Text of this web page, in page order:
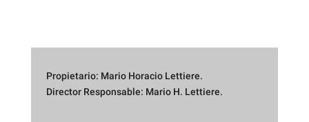
Propietario: Mario Horacio Lettiere.
Director Responsable: Mario H. Lettiere.